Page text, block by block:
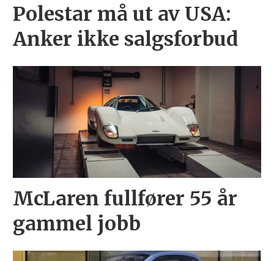
Polestar må ut av USA:
Anker ikke salgsforbud
McLaren fullfører 55 år
gammel jobb